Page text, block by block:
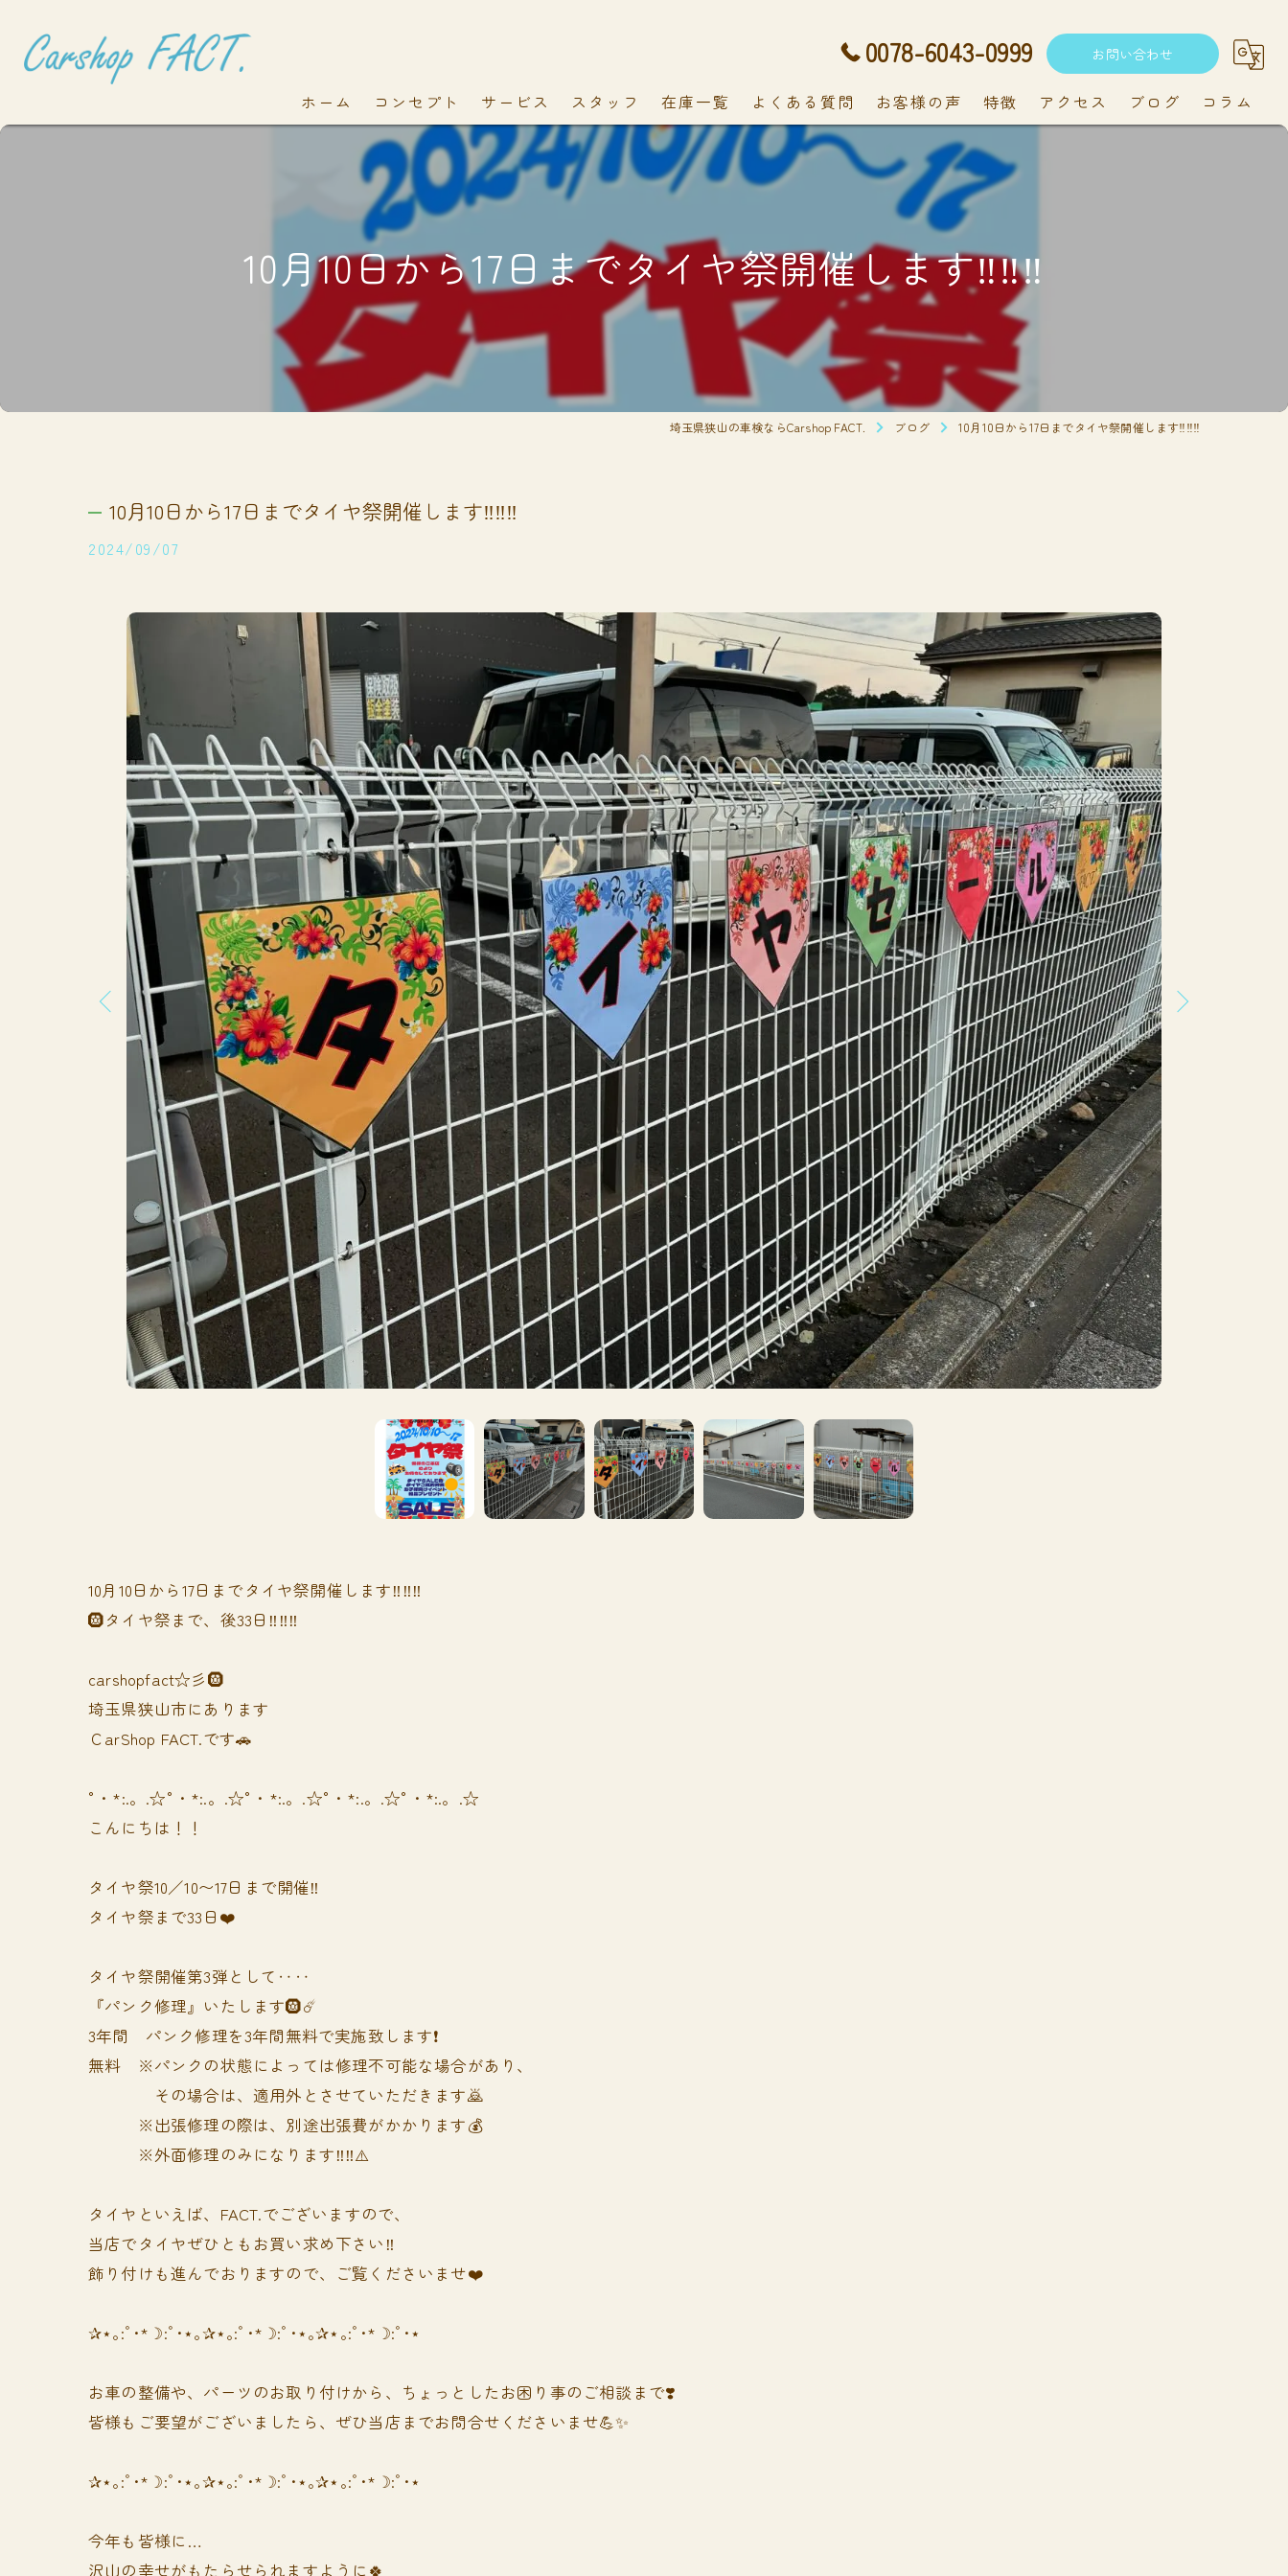
0078-6043-0999 お問い合わせ
ホーム コンセプト サービス スタッフ 在庫一覧 よくある質問 お客様の声 特徴
中古車
新車
持ち込み
メンテナンス
アクセス ブログ コラム
10月10日から17日までタイヤ祭開催します‼️‼️‼️
埼玉県狭山の車検ならCarshop FACT. ブログ 10月10日から17日までタイヤ祭開催します‼️‼️‼️
10月10日から17日までタイヤ祭開催します‼️‼️‼️
2024/09/07
10月10日から17日までタイヤ祭開催します‼️‼️‼️
🛞タイヤ祭まで、後33日‼️‼️‼️
carshopfact☆彡🛞
埼玉県狭山市にあります
ＣarShop FACT.です🚗
°・*:.。.☆°・*:.。.☆°・*:.。.☆°・*:.。.☆°・*:.。.☆
こんにちは！！
タイヤ祭10／10〜17日まで開催‼️
タイヤ祭まで33日❤️
タイヤ祭開催第3弾として‥‥
『パンク修理』いたします🛞☄️
3年間 パンク修理を3年間無料で実施致します❗️
無料 ※パンクの状態によっては修理不可能な場合があり、
その場合は、適用外とさせていただきます🙇
※出張修理の際は、別途出張費がかかります💰
※外面修理のみになります‼️‼️⚠️
タイヤといえば、FACT.でございますので、
当店でタイヤぜひともお買い求め下さい‼️
飾り付けも進んでおりますので、ご覧くださいませ❤️
✰⋆｡:ﾟ･*☽:ﾟ･⋆｡✰⋆｡:ﾟ･*☽:ﾟ･⋆｡✰⋆｡:ﾟ･*☽:ﾟ･⋆
お車の整備や、パーツのお取り付けから、ちょっとしたお困り事のご相談まで❣️
皆様もご要望がございましたら、ぜひ当店までお問合せくださいませ💪✨
✰⋆｡:ﾟ･*☽:ﾟ･⋆｡✰⋆｡:ﾟ･*☽:ﾟ･⋆｡✰⋆｡:ﾟ･*☽:ﾟ･⋆
今年も皆様に…
沢山の幸せがもたらせられますように🍀